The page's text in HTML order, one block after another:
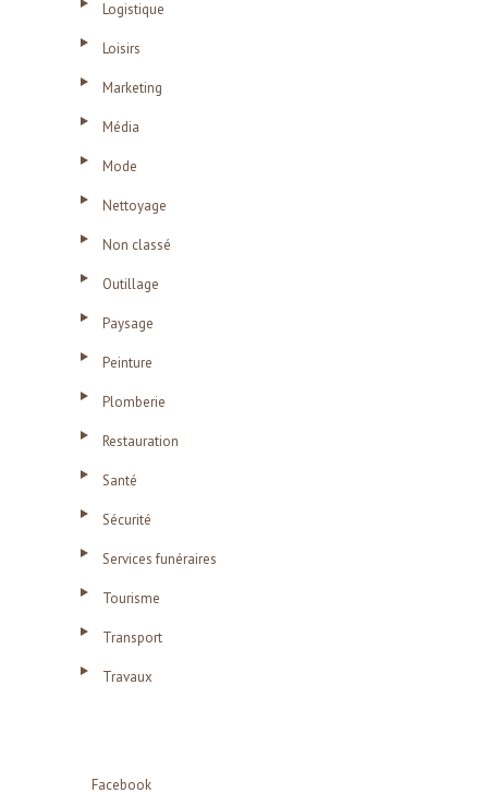
Logistique
Loisirs
Marketing
Média
Mode
Nettoyage
Non classé
Outillage
Paysage
Peinture
Plomberie
Restauration
Santé
Sécurité
Services funéraires
Tourisme
Transport
Travaux
Facebook